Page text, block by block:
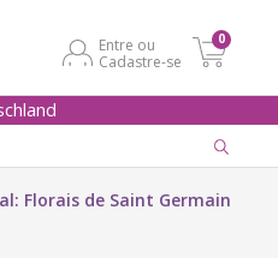
Entre ou
Cadastre-se
0
Florais de Saint Germain